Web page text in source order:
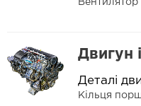
Вентилятор
Двигун
Деталі
Кільця